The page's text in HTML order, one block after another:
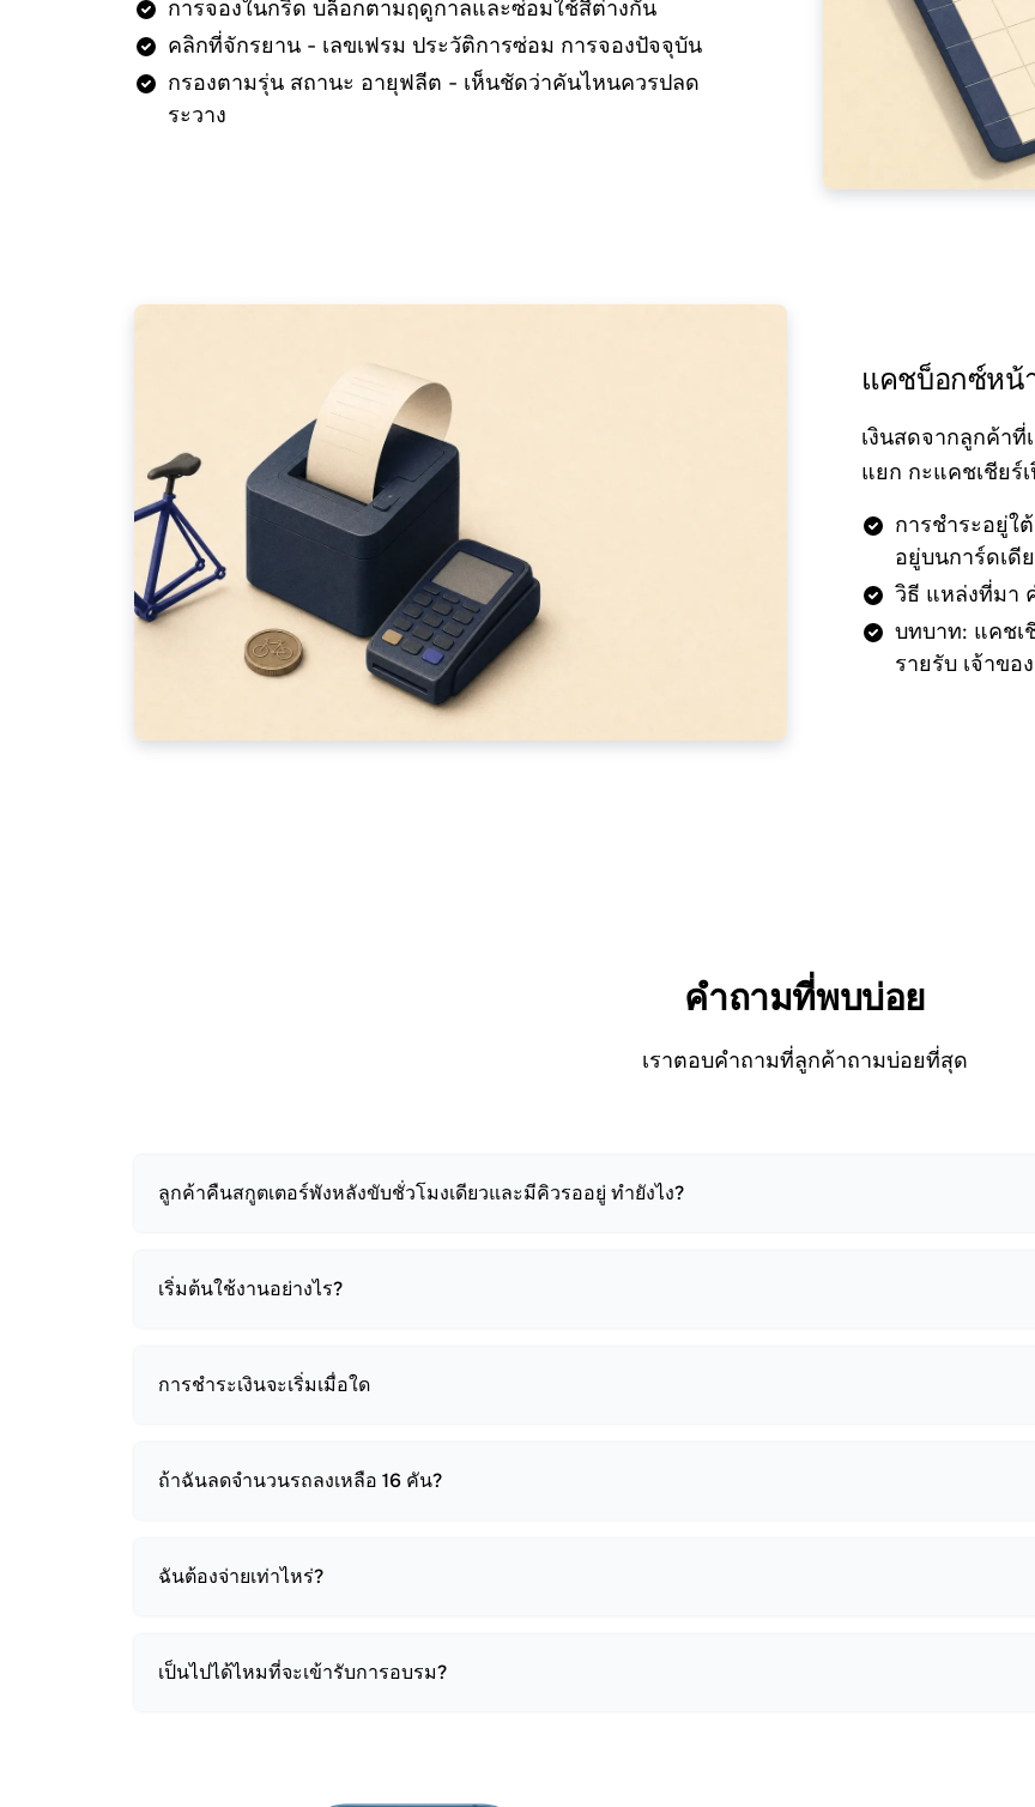
การจองในกริด บล็อกตามฤดูกาลและซ่อมใช้สีต่างกัน
คลิกที่จักรยาน - เลขเฟรม ประวัติการซ่อม การจองปัจจุบัน
กรองตามรุ่น สถานะ อายุฟลีต - เห็นชัดว่าคันไหนควรปลด
ระวาง
แคชบ็อกซ์หน้
เงินสดจากลูกค้าที่
แยก กะแคชเชียร์
การชำระอยู่ใ
อยู่บนการ์ดเดี
วิธี แหล่งที่มา
บทบาท: แคชเ
รายรับ เจ้าขอ
คำถามที่พบบ่อย
เราตอบคำถามที่ลูกค้าถามบ่อยที่สุด
ลูกค้าคืนสกูตเตอร์พังหลังขับชั่วโมงเดียวและมีคิวรออยู่ ทำยังไง?
เริ่มต้นใช้งานอย่างไร?
การชำระเงินจะเริ่มเมื่อใด
ถ้าฉันลดจำนวนรถลงเหลือ 16 คัน?
ฉันต้องจ่ายเท่าไหร่?
เป็นไปได้ไหมที่จะเข้ารับการอบรม?